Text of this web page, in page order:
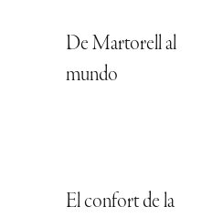
De Martorell al
mundo
El confort de la